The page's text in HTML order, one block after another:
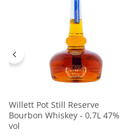
Willett Pot Still Reserve
Bourbon Whiskey - 0,7L 47%
vol